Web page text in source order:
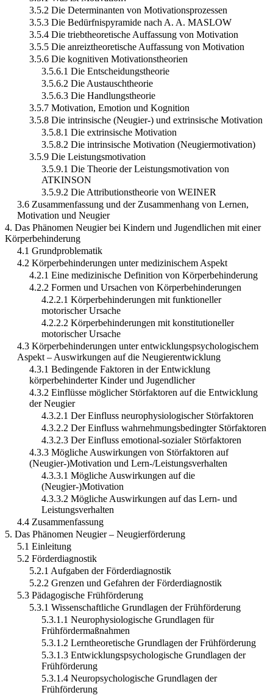
3.5.2 Die Determinanten von Motivationsprozessen
3.5.3 Die Bedürfnispyramide nach A. A. MASLOW
3.5.4 Die triebtheoretische Auffassung von Motivation
3.5.5 Die anreiztheoretische Auffassung von Motivation
3.5.6 Die kognitiven Motivationstheorien
3.5.6.1 Die Entscheidungstheorie
3.5.6.2 Die Austauschtheorie
3.5.6.3 Die Handlungstheorie
3.5.7 Motivation, Emotion und Kognition
3.5.8 Die intrinsische (Neugier-) und extrinsische Motivation
3.5.8.1 Die extrinsische Motivation
3.5.8.2 Die intrinsische Motivation (Neugiermotivation)
3.5.9 Die Leistungsmotivation
3.5.9.1 Die Theorie der Leistungsmotivation von
ATKINSON
3.5.9.2 Die Attributionstheorie von WEINER
3.6 Zusammenfassung und der Zusammenhang von Lernen,
Motivation und Neugier
4. Das Phänomen Neugier bei Kindern und Jugendlichen mit einer
Körperbehinderung
4.1 Grundproblematik
4.2 Körperbehinderungen unter medizinischem Aspekt
4.2.1 Eine medizinische Definition von Körperbehinderung
4.2.2 Formen und Ursachen von Körperbehinderungen
4.2.2.1 Körperbehinderungen mit funktioneller
motorischer Ursache
4.2.2.2 Körperbehinderungen mit konstitutioneller
motorischer Ursache
4.3 Körperbehinderungen unter entwicklungspsychologischem
Aspekt – Auswirkungen auf die Neugierentwicklung
4.3.1 Bedingende Faktoren in der Entwicklung
körperbehinderter Kinder und Jugendlicher
4.3.2 Einflüsse möglicher Störfaktoren auf die Entwicklung
der Neugier
4.3.2.1 Der Einfluss neurophysiologischer Störfaktoren
4.3.2.2 Der Einfluss wahrnehmungsbedingter Störfaktoren
4.3.2.3 Der Einfluss emotional-sozialer Störfaktoren
4.3.3 Mögliche Auswirkungen von Störfaktoren auf
(Neugier-)Motivation und Lern-/Leistungsverhalten
4.3.3.1 Mögliche Auswirkungen auf die
(Neugier-)Motivation
4.3.3.2 Mögliche Auswirkungen auf das Lern- und
Leistungsverhalten
4.4 Zusammenfassung
5. Das Phänomen Neugier – Neugierförderung
5.1 Einleitung
5.2 Förderdiagnostik
5.2.1 Aufgaben der Förderdiagnostik
5.2.2 Grenzen und Gefahren der Förderdiagnostik
5.3 Pädagogische Frühförderung
5.3.1 Wissenschaftliche Grundlagen der Frühförderung
5.3.1.1 Neurophysiologische Grundlagen für
Frühfördermaßnahmen
5.3.1.2 Lerntheoretische Grundlagen der Frühförderung
5.3.1.3 Entwicklungspsychologische Grundlagen der
Frühförderung
5.3.1.4 Neuropsychologische Grundlagen der
Frühförderung